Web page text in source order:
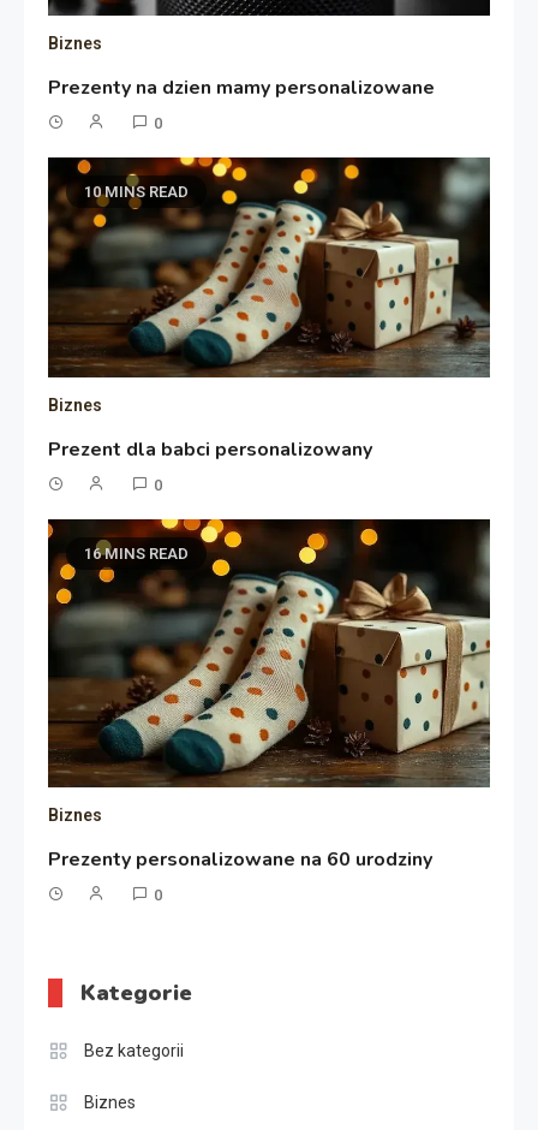
Biznes
Prezenty na dzien mamy personalizowane
0
10 MINS READ
Biznes
Prezent dla babci personalizowany
0
16 MINS READ
Biznes
Prezenty personalizowane na 60 urodziny
0
Kategorie
Bez kategorii
Biznes